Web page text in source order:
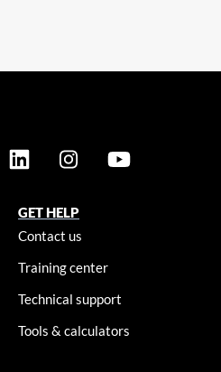
GET HELP
Contact us
Training center
Technical support
Tools & calculators